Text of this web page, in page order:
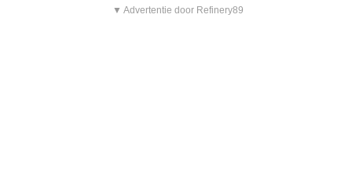
▼ Advertentie door Refinery89